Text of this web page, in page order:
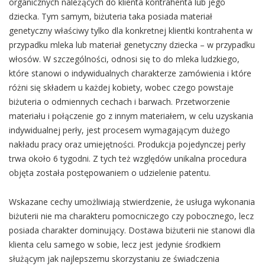
dziecka. Tym samym, biżuteria taka posiada materiał
genetyczny właściwy tylko dla konkretnej klientki kontrahenta w
przypadku mleka lub materiał genetyczny dziecka – w przypadku
włosów. W szczególności, odnosi się to do mleka ludzkiego,
które stanowi o indywidualnych charakterze zamówienia i które
różni się składem u każdej kobiety, wobec czego powstaje
biżuteria o odmiennych cechach i barwach. Przetworzenie
materiału i połączenie go z innym materiałem, w celu uzyskania
indywidualnej perły, jest procesem wymagającym dużego
nakładu pracy oraz umiejętności. Produkcja pojedynczej perły
trwa około 6 tygodni. Z tych też względów unikalna procedura
objęta została postępowaniem o udzielenie patentu.
Wskazane cechy umożliwiają stwierdzenie, że usługa wykonania
biżuterii nie ma charakteru pomocniczego czy pobocznego, lecz
posiada charakter dominujący. Dostawa biżuterii nie stanowi dla
klienta celu samego w sobie, lecz jest jedynie środkiem
służącym jak najlepszemu skorzystaniu ze świadczenia